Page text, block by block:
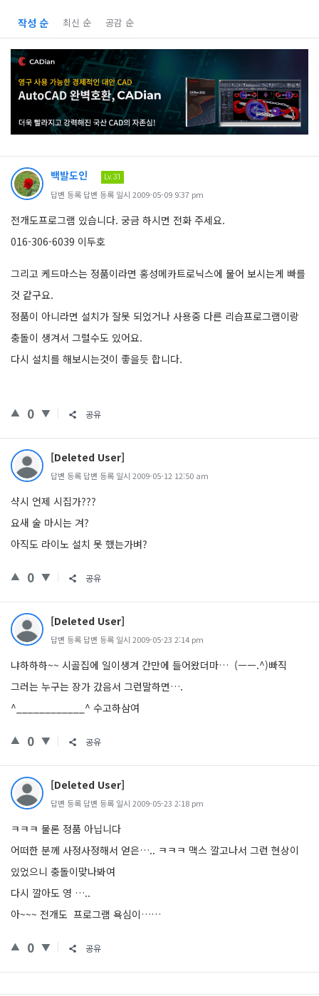
작성 순 최신 순 공감 순
백발도인 Lv.31
답변 등록 답변 등록 일시 2009-05-09 9:37 pm
전개도프로그램 있습니다. 궁금 하시면 전화 주세요.
016-306-6039 이두호
그리고 케드마스는 정품이라면 홍성메카트로닉스에 물어 보시는게 빠를
것 같구요.
정품이 아니라면 설치가 잘못 되었거나 사용중 다른 리습프로그램이랑
충돌이 생겨서 그럴수도 있어요.
다시 설치를 해보시는것이 좋을듯 합니다.
0 공유
[Deleted User]
답변 등록 답변 등록 일시 2009-05-12 12:50 am
샥시 언제 시집가???
요새 술 마시는 겨?
아직도 라이노 설치 못 했는가벼?
0 공유
[Deleted User]
답변 등록 답변 등록 일시 2009-05-23 2:14 pm
냐하하하~~ 시골집에 일이생겨 간만에 들어왔더마… (ㅡㅡ.^)빠직
그러는 누구는 장가 갔음서 그런말하면….
^____________^ 수고하삼여
0 공유
[Deleted User]
답변 등록 답변 등록 일시 2009-05-23 2:18 pm
ㅋㅋㅋ 물론 정품 아닙니다
어떠한 분께 사정사정해서 얻은….. ㅋㅋㅋ 맥스 깔고나서 그런 현상이
있었으니 충돌이맞나봐여
다시 깔아도 영 …..
아~~~ 전개도 프로그램 욕심이……
0 공유